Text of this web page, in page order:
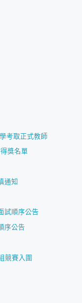
考取正式教師
獎名單
通知
試順序公告
序公告
競賽入圍